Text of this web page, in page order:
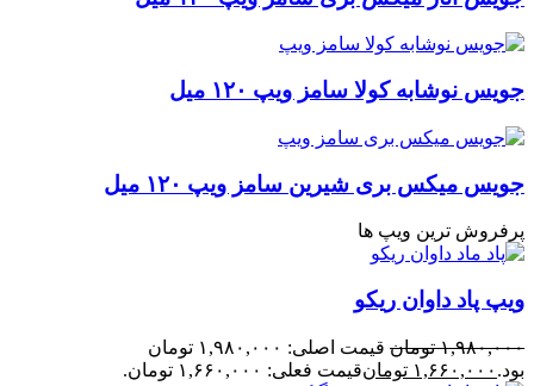
جویس نوشابه کولا سامز ویپ ۱۲۰ میل
جویس میکس بری شیرین سامز ویپ ۱۲۰ میل
پرفروش ترین ویپ ها
ویپ پاد داوان ریکو
۱,۹۸۰,۰۰۰ تومان
قیمت اصلی: ۱,۹۸۰,۰۰۰ تومان
بود. ۱,۶۶۰,۰۰۰ تومانقیمت فعلی: ۱,۶۶۰,۰۰۰ تومان.